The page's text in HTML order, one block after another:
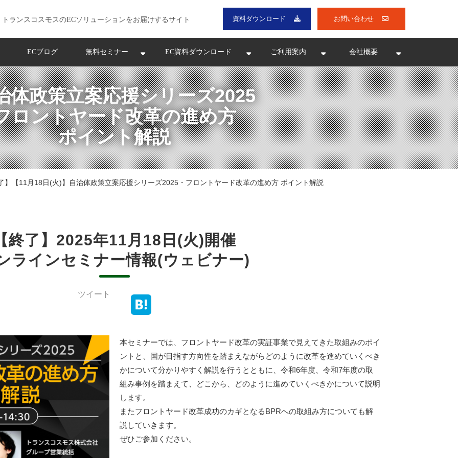
トランスコスモスのECソリューションをお届けするサイト 資料ダウンロード お問い合わせ
ECブログ 無料セミナー EC資料ダウンロード ご利用案内 会社概要
体政策立案応援シリーズ2025
ロントヤード改革の進め方
ポイント解説
】【11月18日(火)】自治体政策立案応援シリーズ2025・フロントヤード改革の進め方 ポイント解説
終了】2025年11月18日(火)開催
ラインセミナー情報(ウェビナー)
ツイート
本セミナーでは、フロントヤード改革の実証事業で見えてきた取組みのポイ
ントと、国が目指す方向性を踏まえながらどのように改革を進めていくべき
かについて分かりやすく解説を行うとともに、令和6年度、令和7年度の取
組み事例を踏まえて、どこから、どのように進めていくべきかについて説明
します。
またフロントヤード改革成功のカギとなるBPRへの取組み方についても解
説していきます。
ぜひご参加ください。